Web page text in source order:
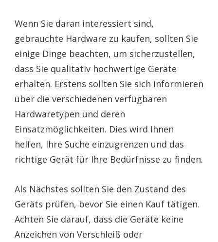
Wenn Sie daran interessiert sind,
gebrauchte Hardware zu kaufen, sollten Sie
einige Dinge beachten, um sicherzustellen,
dass Sie qualitativ hochwertige Geräte
erhalten. Erstens sollten Sie sich informieren
über die verschiedenen verfügbaren
Hardwaretypen und deren
Einsatzmöglichkeiten. Dies wird Ihnen
helfen, Ihre Suche einzugrenzen und das
richtige Gerät für Ihre Bedürfnisse zu finden.
Als Nächstes sollten Sie den Zustand des
Geräts prüfen, bevor Sie einen Kauf tätigen.
Achten Sie darauf, dass die Geräte keine
Anzeichen von Verschleiß oder